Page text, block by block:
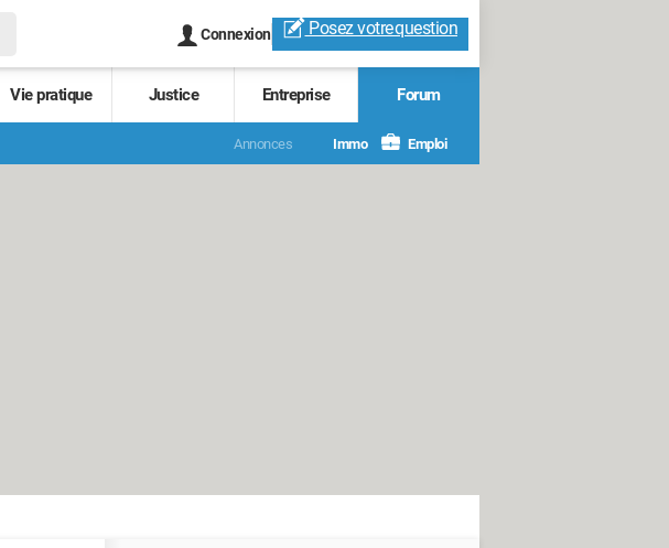
Connexion Posez votrequestion
Vie pratique Justice Entreprise Forum
Annonces Immo Emploi